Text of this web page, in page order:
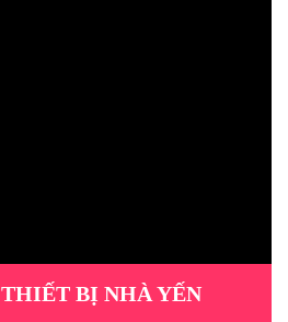
THIẾT BỊ NHÀ YẾN